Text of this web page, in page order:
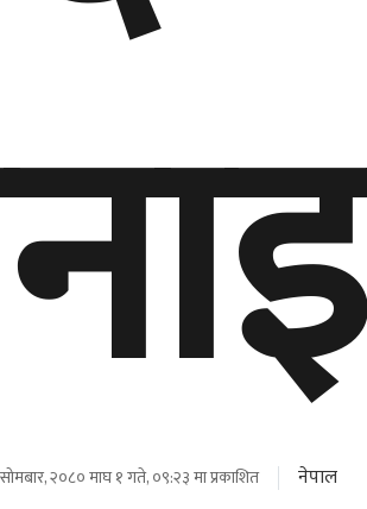
सोमबार, २०८० माघ १ गते, ०९:२३ मा प्रकाशित नेपाल